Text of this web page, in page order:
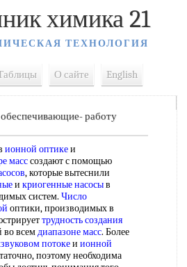
химика 21
ТЕХНОЛОГИЯ
О сайте English
работу
ионной оптикеи
масссоздают с помощью
, которые вытеснили
и криогенные насосыв
систем. Число
оптики, производимых в
трудность создания
во всемдиапазоне масс. Более
потокеи ионной
поэтому необходима